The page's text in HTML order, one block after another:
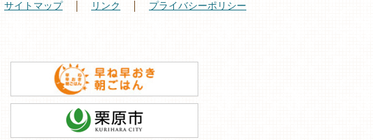
プライバシーポリシー
リンク
サイトマップ